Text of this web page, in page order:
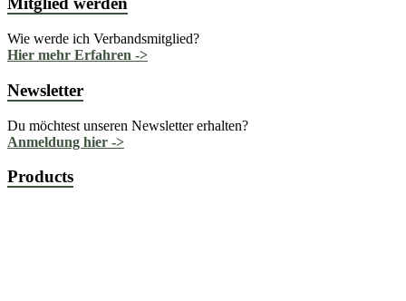
Wie werde ich Verbandsmitglied?
Hier mehr Erfahren ->
Newsletter
Du möchtest unseren Newsletter erhalten?
Anmeldung hier ->
Products